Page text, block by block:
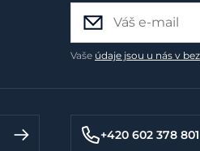
Vaše údaje jsou u nás v
+420 602 378 801